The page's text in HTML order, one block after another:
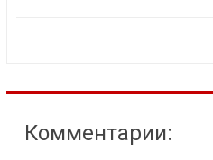
Комментарии: